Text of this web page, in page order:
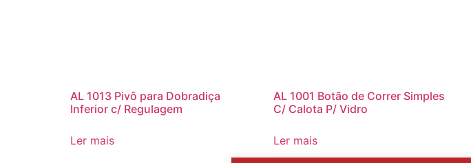
AL 1013 Pivô para Dobradiça
Inferior c/ Regulagem
Ler mais
AL 1001 Botão de Correr Simples
C/ Calota P/ Vidro
Ler mais